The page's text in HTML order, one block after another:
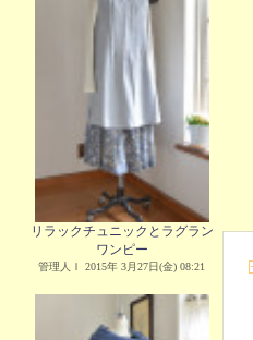
リラックチュニックとラグラン
ワンピー
管理人Ｉ 2015年 3月27日(金) 08:21